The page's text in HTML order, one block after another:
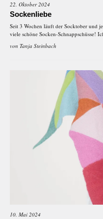
22. Oktober 2024
Sockenliebe
Seit 3 Wochen läuft der Socktober und
viele schöne Socken-Schnappschüsse!
von Tanja Steinbach
10. Mai 2024